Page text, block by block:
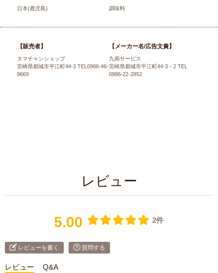
日本(鹿児島) 調味料
【販売者】
タマチャンショップ
宮崎県都城市平江町44-3 TEL0986-46-
9669
【メーカー名/広告文責】
九南サービス
宮崎県都城市平江町44-3－2 TEL
0986-22-2852
レビュー
5.00 2件
レビューを書く 質問する
レビュー Q&A